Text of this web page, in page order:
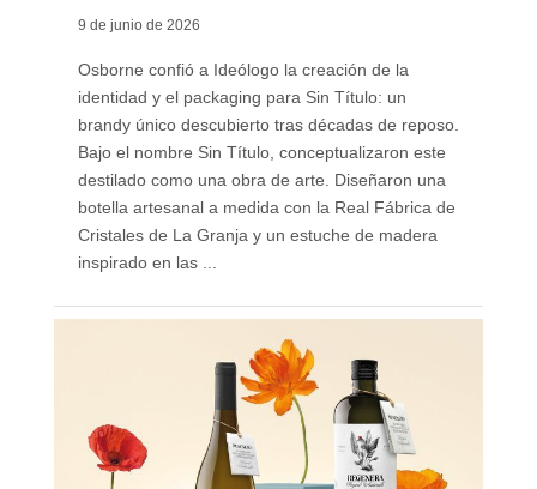
9 de junio de 2026
Osborne confió a Ideólogo la creación de la
identidad y el packaging para Sin Título: un
brandy único descubierto tras décadas de reposo.
Bajo el nombre Sin Título, conceptualizaron este
destilado como una obra de arte. Diseñaron una
botella artesanal a medida con la Real Fábrica de
Cristales de La Granja y un estuche de madera
inspirado en las ...